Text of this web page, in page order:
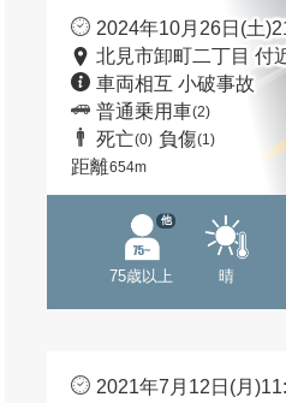
2024年10月26日(土
北見市卸町二丁目 付
車両相互 小破事故
普通乗用車(2)
死亡(0) 負傷(1)
距離654m
75歳以上
他
晴
2021年7月12日(月